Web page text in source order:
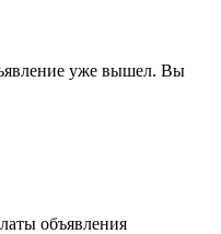
уже вышел. Вы
объявления